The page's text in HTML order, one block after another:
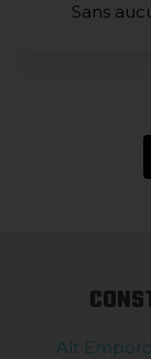
Sans
Alt